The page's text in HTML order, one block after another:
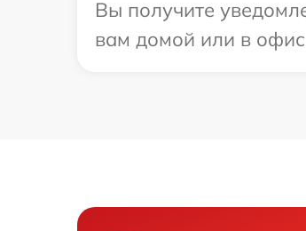
Вы получите
вам домой или в